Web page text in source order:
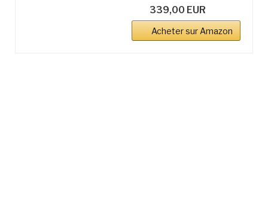
339,00 EUR
Acheter sur Amazon